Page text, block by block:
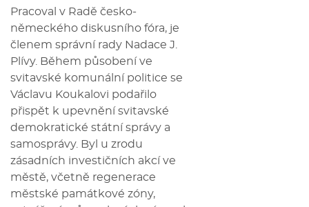
Pracoval v Radě česko-
německého diskusního fóra, je
členem správní rady Nadace J.
Plívy. Během působení ve
svitavské komunální politice se
Václavu Koukalovi podařilo
přispět k upevnění svitavské
demokratické státní správy a
samosprávy. Byl u zrodu
zásadních investičních akcí ve
městě, včetně regenerace
městské památkové zóny,